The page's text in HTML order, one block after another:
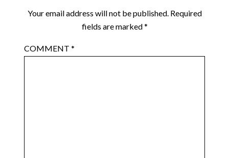
Your email address will not be published. Required
fields are marked*
COMMENT*